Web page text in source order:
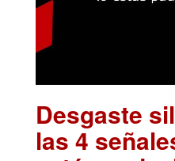
Desgaste
las 4